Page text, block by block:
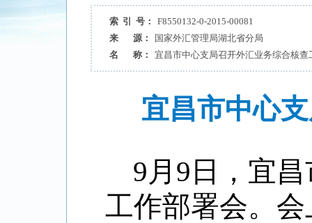
索 引 号：
F8550132-0-2015-00081
来 源：
国家外汇管理局湖北省分局
名 称：
宜昌市中心支局召开外汇业务综合核查
宜昌市中心
9月 9 日，宜
工作部署会。